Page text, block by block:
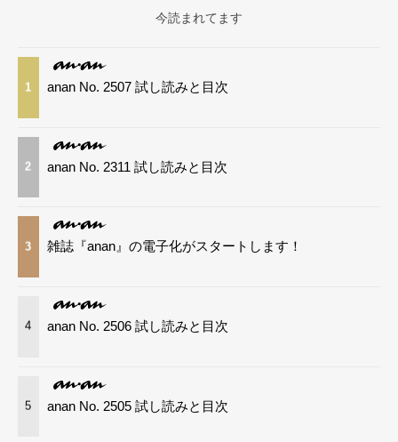
今読まれてます
1 anan No. 2507 試し読みと目次
2 anan No. 2311 試し読みと目次
3 雑誌『anan』の電子化がスタートします！
4 anan No. 2506 試し読みと目次
5 anan No. 2505 試し読みと目次